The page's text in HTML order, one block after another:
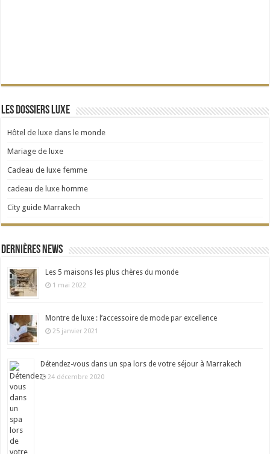
Les dossiers Luxe
Hôtel de luxe dans le monde
Mariage de luxe
Cadeau de luxe femme
cadeau de luxe homme
City guide Marrakech
Dernières news
Les 5 maisons les plus chères du monde
1 mai 2022
Montre de luxe : l’accessoire de mode par excellence
25 janvier 2021
Détendez-vous dans un spa lors de votre séjour à Marrakech
24 décembre 2020